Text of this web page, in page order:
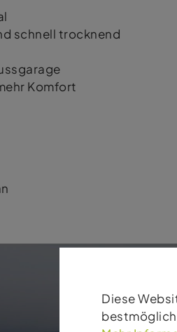
schnell trocknend
Komfort
Diese